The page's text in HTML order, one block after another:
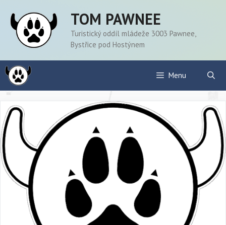
obsah
TOM PAWNEE
Turistický oddíl mládeže 3003 Pawnee,
Bystřice pod Hostýnem
Menu